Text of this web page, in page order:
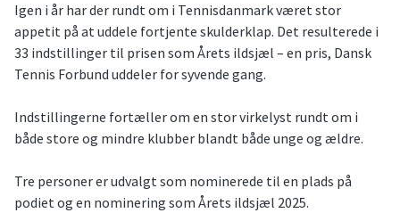
Igen i år har der rundt om i Tennisdanmark været stor
appetit på at uddele fortjente skulderklap. Det resulterede i
33 indstillinger til prisen som Årets ildsjæl – en pris, Dansk
Tennis Forbund uddeler for syvende gang.
Indstillingerne fortæller om en stor virkelyst rundt om i
både store og mindre klubber blandt både unge og ældre.
Tre personer er udvalgt som nominerede til en plads på
podiet og en nominering som Årets ildsjæl 2025.